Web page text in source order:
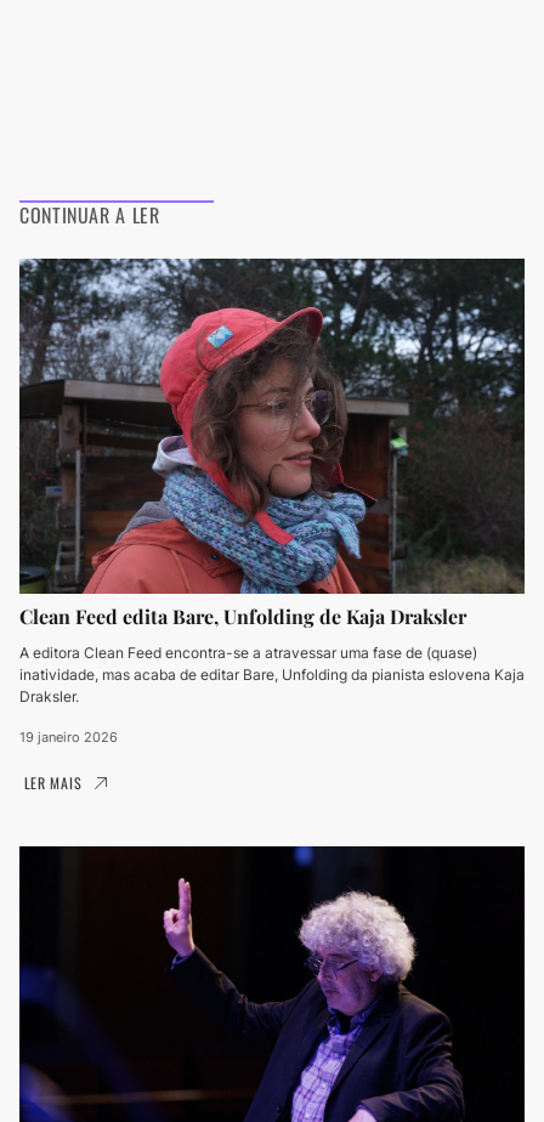
CONTINUAR A LER
Clean Feed edita Bare, Unfolding de Kaja Draksler
A editora Clean Feed encontra-se a atravessar uma fase de (quase)
inatividade, mas acaba de editar Bare, Unfolding da pianista eslovena Kaja
Draksler.
19 janeiro 2026
LER MAIS